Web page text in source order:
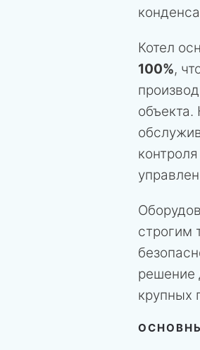
Котел
100%,
объекта.
строгим
решение
крупных